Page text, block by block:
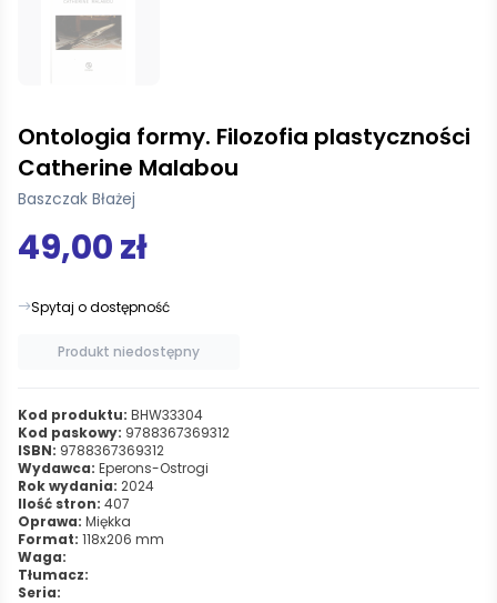
Ontologia formy. Filozofia plastyczności
Catherine Malabou
Baszczak Błażej
49,00 zł
Spytaj o dostępność
Produkt niedostępny
Kod produktu: BHW33304
Kod paskowy: 9788367369312
ISBN: 9788367369312
Wydawca: Eperons-Ostrogi
Rok wydania: 2024
Ilość stron: 407
Oprawa: Miękka
Format: 118x206 mm
Waga:
Tłumacz:
Seria: